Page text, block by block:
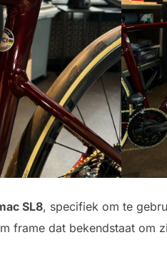
SL8, specifiek om te
frame dat bekendstaat om